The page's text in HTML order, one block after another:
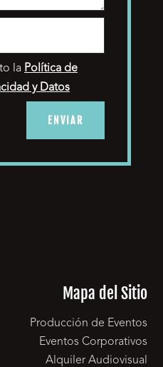
la Política de
y Datos
ENVIAR
Mapa del Sitio
Producción de Eventos
Eventos Corporativos
Alquiler Audiovisual